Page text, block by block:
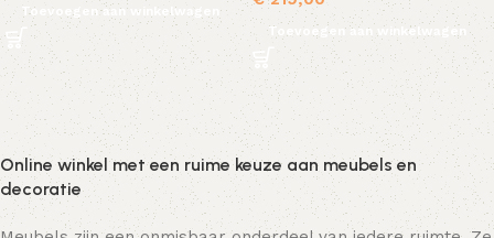
Toevoegen aan winkelwagen
Toevoegen aan winkelwagen
Online winkel met een ruime keuze aan meubels en
decoratie